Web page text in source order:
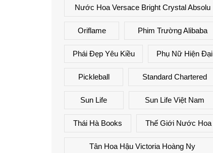
Nước Hoa Versace Bright Crystal Absolu
Oriflame Phim Trường Alibaba
Phái Đẹp Yêu Kiều Phụ Nữ Hiện Đại
Pickleball Standard Chartered
Sun Life Sun Life Việt Nam
Thái Hà Books Thế Giới Nước Hoa
Tân Hoa Hậu Victoria Hoàng Ny